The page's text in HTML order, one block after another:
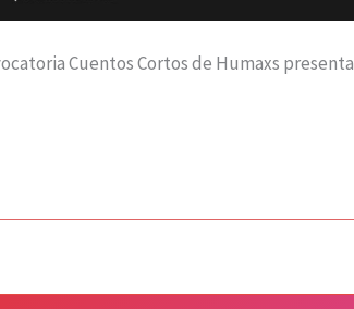
Cuentos Cortos de Humaxs presenta